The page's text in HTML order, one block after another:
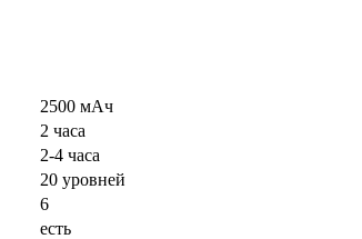
2500 мАч
2 часа
2-4 часа
20 уровней
6
есть